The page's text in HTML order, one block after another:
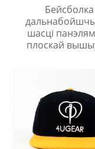
Бейсболка
шасці
плоскай